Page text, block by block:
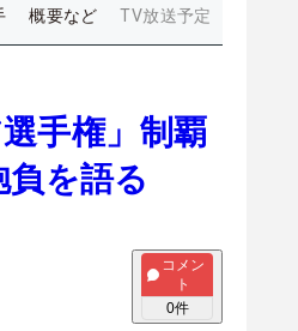
概要など TV放送予定
手権」制覇
を語る
コメン
ト
0件